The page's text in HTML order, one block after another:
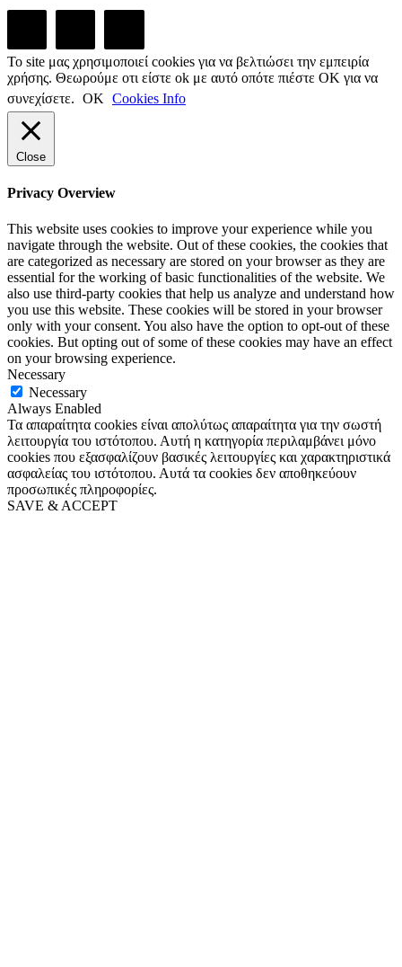
Το site μας χρησιμοποιεί cookies για να βελτιώσει την εμπειρία
χρήσης. Θεωρούμε οτι είστε ok με αυτό οπότε πιέστε ΟΚ για να
συνεχίσετε. ΟΚ Cookies Info
Close
Privacy Overview
This website uses cookies to improve your experience while you
navigate through the website. Out of these cookies, the cookies that
are categorized as necessary are stored on your browser as they are
essential for the working of basic functionalities of the website. We
also use third-party cookies that help us analyze and understand how
you use this website. These cookies will be stored in your browser
only with your consent. You also have the option to opt-out of these
cookies. But opting out of some of these cookies may have an effect
on your browsing experience.
Necessary
Necessary
Always Enabled
Τα απαραίτητα cookies είναι απολύτως απαραίτητα για την σωστή
λειτουργία του ιστότοπου. Αυτή η κατηγορία περιλαμβάνει μόνο
cookies που εξασφαλίζουν βασικές λειτουργίες και χαρακτηριστικά
ασφαλείας του ιστότοπου. Αυτά τα cookies δεν αποθηκεύουν
προσωπικές πληροφορίες.
SAVE & ACCEPT